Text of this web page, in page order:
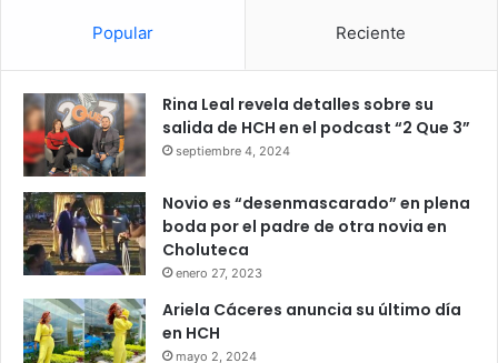
Popular Reciente
Rina Leal revela detalles sobre su
salida de HCH en el podcast “2 Que 3”
septiembre 4, 2024
Novio es “desenmascarado” en plena
boda por el padre de otra novia en
Choluteca
enero 27, 2023
Ariela Cáceres anuncia su último día
en HCH
mayo 2, 2024